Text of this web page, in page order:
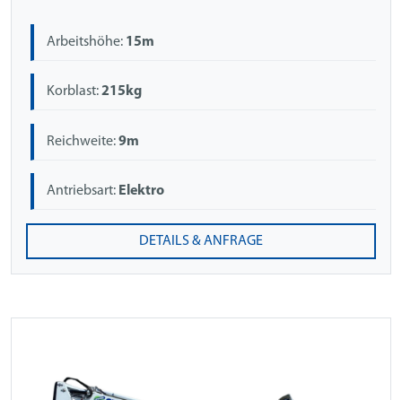
Arbeitshöhe: 15m
Korblast:215kg
Reichweite:9m
Antriebsart: Elektro
DETAILS & ANFRAGE